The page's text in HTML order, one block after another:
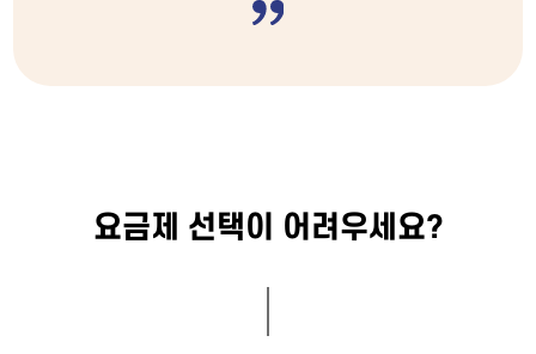
요금제 선택이 어려우세요?